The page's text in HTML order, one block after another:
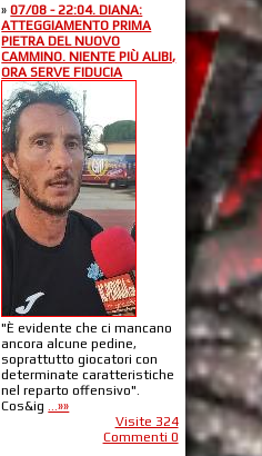
»07/08 - 22:04. DIANA:
ATTEGGIAMENTO PRIMA
PIETRA DEL NUOVO
CAMMINO. NIENTE PIÙ ALIBI,
ORA SERVE FIDUCIA
"È evidente che ci mancano
ancora alcune pedine,
soprattutto giocatori con
determinate caratteristiche
nel reparto offensivo".
Cos&ig
...»»
Visite 324
Commenti 0